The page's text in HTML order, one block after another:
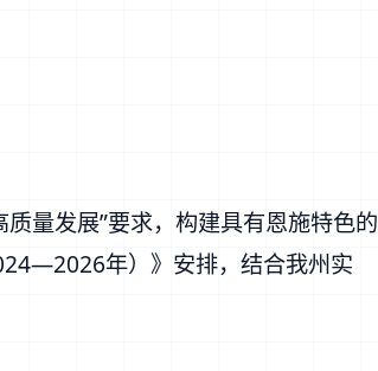
量发展”要求，构建具有恩施特色的
年）》安排，结合我州实